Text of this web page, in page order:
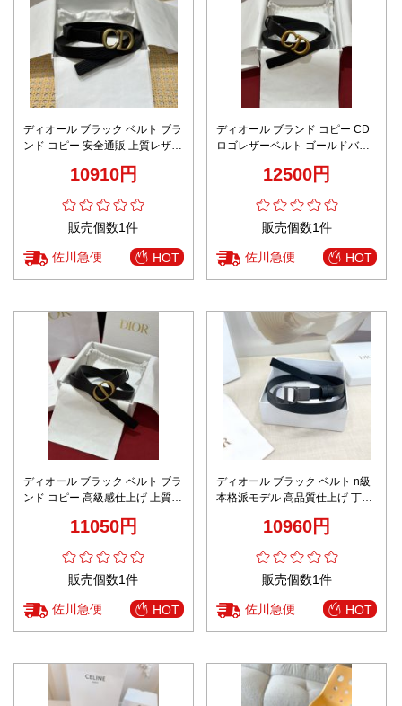
ディオール ブラック ベルト ブラ
ンド コピー 安全通販 上質レザー
10910円
販売個数1件
佐川急便 HOT
ディオール ブランド コピー CD
ロゴレザーベルト ゴールドバッ
12500円
販売個数1件
佐川急便 HOT
ディオール ブラック ベルト ブラ
ンド コピー 高級感仕上げ 上質レ
ズ 定番人気11050円
販売個数1件
佐川急便 HOT
ディオール ブラック ベルト n級
本格派モデル 高品質仕上げ 丁寧
10960円
販売個数1件
佐川急便 HOT